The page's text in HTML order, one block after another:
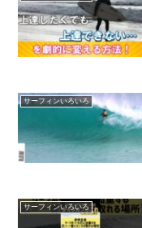
サーフィンいろいろ
サーフィンいろいろ